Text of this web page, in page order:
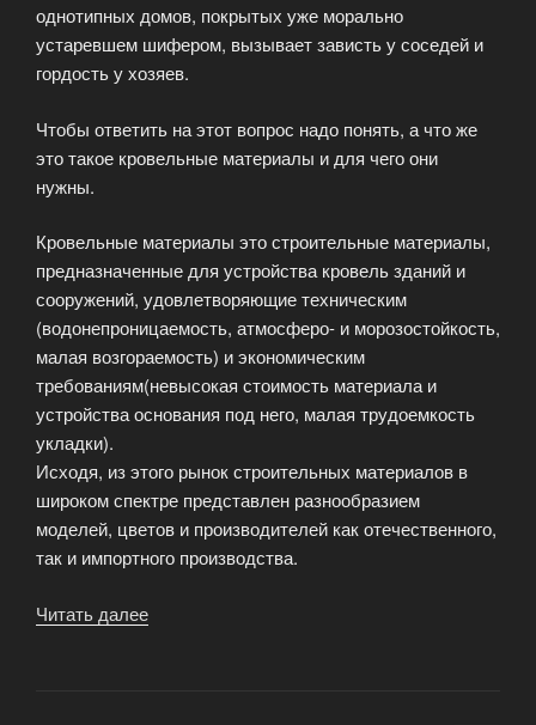
однотипных домов, покрытых уже морально
устаревшем шифером, вызывает зависть у соседей и
гордость у хозяев.
Чтобы ответить на этот вопрос надо понять, а что же
это такое кровельные материалы и для чего они
нужны.
Кровельные материалы это строительные материалы,
предназначенные для устройства кровель зданий и
сооружений, удовлетворяющие техническим
(водонепроницаемость, атмосферо- и морозостойкость,
малая возгораемость) и экономическим
требованиям(невысокая стоимость материала и
устройства основания под него, малая трудоемкость
укладки).
Исходя, из этого рынок строительных материалов в
широком спектре представлен разнообразием
моделей, цветов и производителей как отечественного,
так и импортного производства.
Читать далее